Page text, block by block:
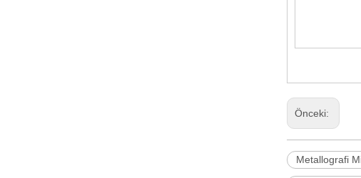
Önceki:
Metallografi